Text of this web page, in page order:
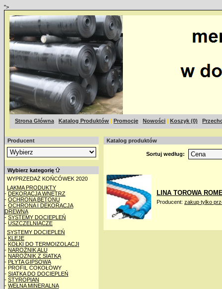
">
Strona Główna | Katalog Produktów | Promocje | Nowości | Koszyk (0) |
Producent
Wybierz kategorię
WYPRZEDAŻ KOŃCÓWEK 2020
LAKMA PRODUKTY
- DEKORACJA WNĘTRZ
- OCHRONA BETONU
- OCHRONA I DEKORACJA
DREWNA
- SYSTEMY DOCIEPLEŃ
- USZCZELNIACZE
SYSTEMY DOCIEPLEŃ
- KLEJE
- KOŁKI DO TERMOIZOLACJI
- NAROŻNIK ALU
- NAROŻNIK Z SIATKĄ
- PŁYTA GIPSOWA
- PROFIL COKOŁOWY
- SIATKA DO DOCIEPLEŃ
- STYROPIAN
- WEŁNA MINERALNA
Katalog produktów
Sortuj według:
LINA TOROWA
Producent: zakup tylko